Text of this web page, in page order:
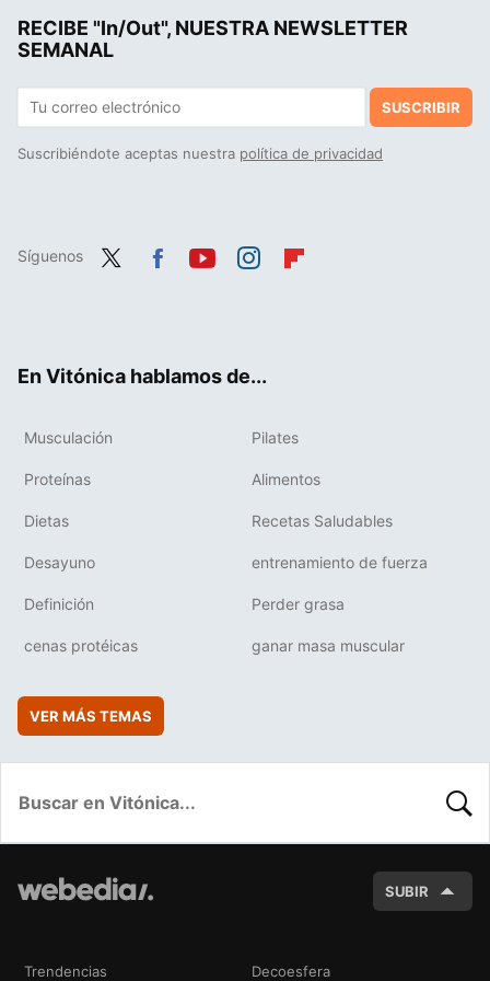
RECIBE "In/Out", NUESTRA NEWSLETTER
SEMANAL
SUSCRIBIR
Suscribiéndote aceptas nuestra política de privacidad
Síguenos
En Vitónica hablamos de...
Musculación Pilates
Proteínas Alimentos
Dietas Recetas Saludables
Desayuno entrenamiento de fuerza
Definición Perder grasa
cenas protéicas ganar masa muscular
VER MÁS TEMAS
SUBIR
Trendencias Decoesfera